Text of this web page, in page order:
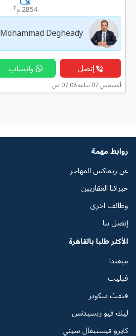
2854 م ٢
Mohammad Degheady
إتصل واتساب
أغسطس 07 ساعه 07:08 ص
روابط مهمة
عن ريماكس المهاجر
خبرائنا العقاريين
وظائف اخرى
إتصل بنا
الأكثر طلبا بالقاهرة
ميفيدا
فيليت
فيفث سكوير
ليك فيو ريسيدنس
كايرو فيستيفال سيتي